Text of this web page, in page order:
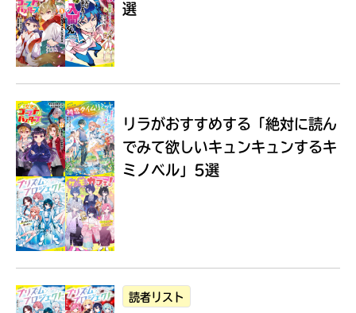
Loading...
選
リラがおすすめする 「絶対に読ん
でみて欲しいキュンキュンするキ
ミノベル」5選
読者リスト